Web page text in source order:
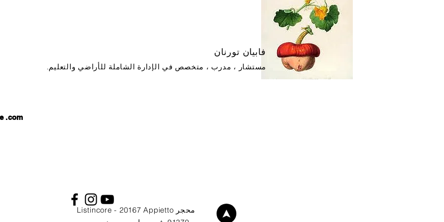
فابيان تورنان
مستشار ، مدرب ، متخصص في الإدارة الشاملة للأراضي والتعليم.
.com
محجر Listincore - 20167 Appietto